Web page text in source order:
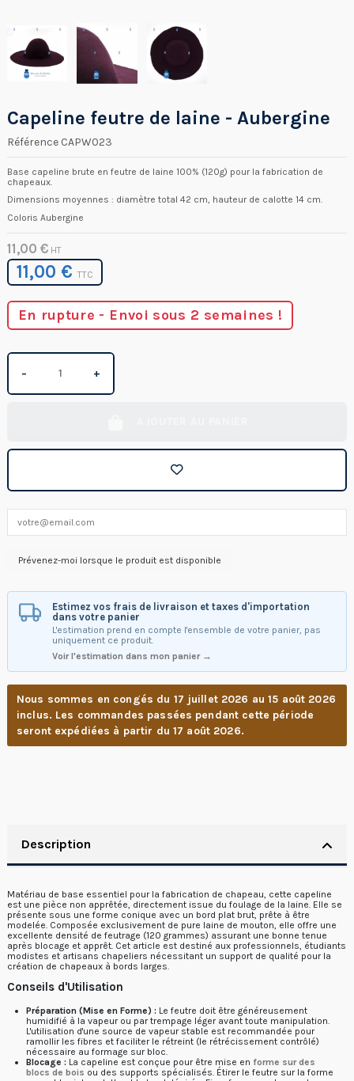
Capeline feutre de laine - Aubergine
Référence CAPW023
Base capeline brute en feutre de laine 100% (120g) pour la fabrication de
chapeaux.
Dimensions moyennes : diamètre total 42 cm, hauteur de calotte 14 cm.
Coloris Aubergine
En rupture - Envoi sous 2 semaines !
11,00 € HT
11,00 €TTC
− +
Estimez vos frais de livraison et taxes d'importation
dans votre panier
L'estimation prend en compte l'ensemble de votre panier, pas
uniquement ce produit.
Voir l'estimation dans mon panier →
Nous sommes en congés du 17 juillet 2026 au 15 août 2026
inclus. Les commandes passées pendant cette période
seront expédiées à partir du 17 août 2026.
Description
Matériau de base essentiel pour la fabrication de chapeau, cette capeline
est une pièce non apprêtée, directement issue du foulage de la laine. Elle se
présente sous une forme conique avec un bord plat brut, prête à être
modelée. Composée exclusivement de pure laine de mouton, elle offre une
excellente densité de feutrage (120 grammes) assurant une bonne tenue
après blocage et apprêt. Cet article est destiné aux professionnels, étudiants
modistes et artisans chapeliers nécessitant un support de qualité pour la
création de chapeaux à bords larges.
Conseils d'Utilisation
Préparation (Mise en Forme) : Le feutre doit être généreusement
humidifié à la vapeur ou par trempage léger avant toute manipulation.
L'utilisation d'une source de vapeur stable est recommandée pour
ramollir les fibres et faciliter le rétreint (le rétrécissement contrôlé)
nécessaire au formage sur bloc.
Blocage : La capeline est conçue pour être mise en forme sur des
blocs de bois ou des supports spécialisés. Étirer le feutre sur la forme